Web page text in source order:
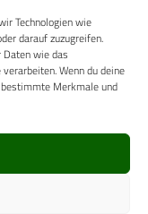
Technologien wie
darauf zuzugreifen.
wie das
Wenn du deine
Merkmale und